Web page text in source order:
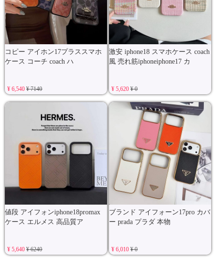
コピー アイホン17プラススマホ
ケース コーチ coach ハ
¥ 6,540¥ 7140
激安 iphone18 スマホケース coach
風 売れ筋iphoneiphone17 カ
¥ 5,620¥ 0
値段 アイフォンiphone18promax
ケース エルメス 高品質ア
¥ 5,640¥ 6240
ブランド アイフォーン17pro カバ
ー prada プラダ 本物
¥ 6,010¥ 0